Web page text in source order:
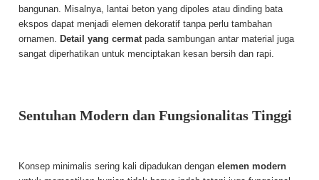
bangunan. Misalnya, lantai beton yang dipoles atau dinding bata
ekspos dapat menjadi elemen dekoratif tanpa perlu tambahan
ornamen. Detail yang cermat pada sambungan antar material juga
sangat diperhatikan untuk menciptakan kesan bersih dan rapi.
Sentuhan Modern dan Fungsionalitas Tinggi
Konsep minimalis sering kali dipadukan dengan elemen modern